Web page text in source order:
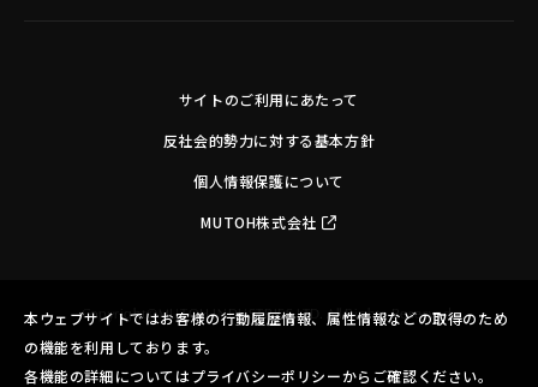
サイトのご利用にあたって
反社会的勢力に対する基本方針
個人情報保護について
MUTOH株式会社
Copyright©MUTOH INDUSTRIES LTD. All Rights Reserved.
本ウェブサイトではお客様の行動履歴情報、属性情報などの取得のため
の機能を利用しております。
各機能の詳細についてはプライバシーポリシーからご確認ください。